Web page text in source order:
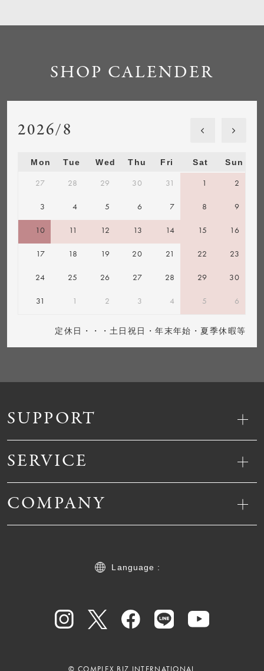
SUPPORT
SERVICE
COMPANY
Language :
SHOP CALENDER
2026/8
Mon Tue Wed Thu Fri Sat Sun
27 28 29 30 31 1 2
3 4 5 6 7 8 9
10 11 12 13 14 15 16
17 18 19 20 21 22 23
24 25 26 27 28 29 30
31 1 2 3 4 5 6
定休日・・・土日祝日・年末年始・夏季休暇等